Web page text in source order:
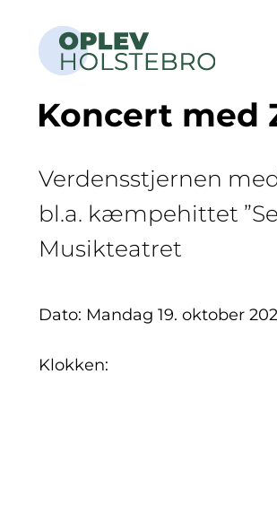
Koncert med
Verdensstjernen
bl.a. kæmpehittet
Musikteatret
Dato: Mandag 19. oktober
Klokken: